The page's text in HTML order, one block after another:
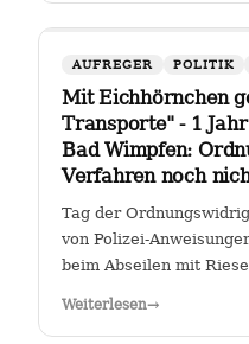
AUFREGER POLITIK
Mit Eichhörnchen
Transporte" - 1
Bad Wimpfen:
Verfahren noch
Tag der
von Polizei-
beim Abseilen mit
Weiterlesen→